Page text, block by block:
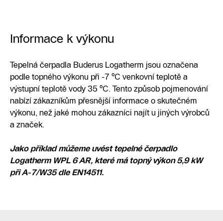
Informace k výkonu
Tepelná čerpadla Buderus Logatherm jsou označena
podle topného výkonu při -7 °C venkovní teplotě a
výstupní teplotě vody 35 °C. Tento způsob pojmenování
nabízí zákazníkům přesnější informace o skutečném
výkonu, než jaké mohou zákazníci najít u jiných výrobců
a značek.
Jako příklad můžeme uvést tepelné čerpadlo
Logatherm WPL 6 AR, které má topný výkon 5,9 kW
při A-7/W35 dle EN14511.